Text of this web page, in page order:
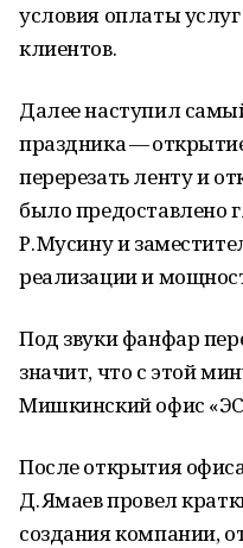
условия оплаты
клиентов.
Далее наступил
праздника —
перерезать ленту и
было предоставлено
Р. Мусину и
реализации и
Под звуки фанфар
значит, что с этой
Мишкинский офис
После открытия
Д. Ямаев провел
создания компании,